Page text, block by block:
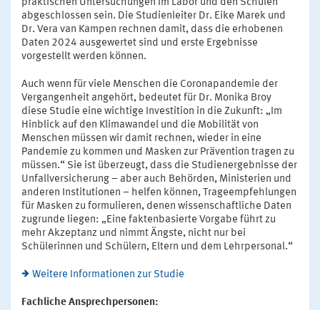
praktischen Untersuchungen im Labor und den Schulen
abgeschlossen sein. Die Studienleiter Dr. Eike Marek und
Dr. Vera van Kampen rechnen damit, dass die erhobenen
Daten 2024 ausgewertet sind und erste Ergebnisse
vorgestellt werden können.
Auch wenn für viele Menschen die Coronapandemie der
Vergangenheit angehört, bedeutet für Dr. Monika Broy
diese Studie eine wichtige Investition in die Zukunft: „Im
Hinblick auf den Klimawandel und die Mobilität von
Menschen müssen wir damit rechnen, wieder in eine
Pandemie zu kommen und Masken zur Prävention tragen zu
müssen.“ Sie ist überzeugt, dass die Studienergebnisse der
Unfallversicherung – aber auch Behörden, Ministerien und
anderen Institutionen – helfen können, Trageempfehlungen
für Masken zu formulieren, denen wissenschaftliche Daten
zugrunde liegen: „Eine faktenbasierte Vorgabe führt zu
mehr Akzeptanz und nimmt Ängste, nicht nur bei
Schülerinnen und Schülern, Eltern und dem Lehrpersonal.“
Weitere Informationen zur Studie
Fachliche Ansprechpersonen: